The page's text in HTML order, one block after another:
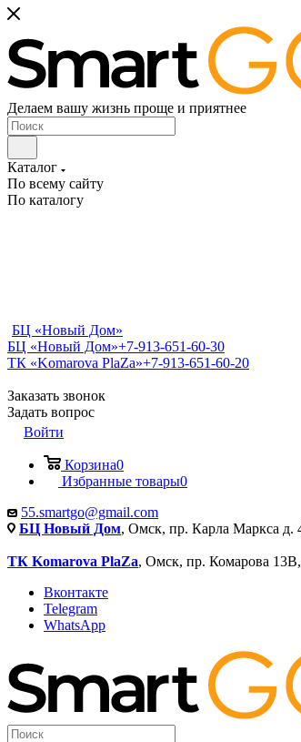
Делаем вашу жизнь проще и приятнее
Каталог
По всему сайту
По каталогу
БЦ «Новый Дом»
БЦ «Новый Дом»+7-913-651-60-30
ТК «Komarova PlaZa»+7-913-651-60-20
Заказать звонок
Задать вопрос
Войти
Корзина0
Избранные товары0
55.smartgo@gmail.com
БЦ Новый Дом, Омск, пр. Карла Маркса д.
ТК Komarova PlaZa, Омск, пр. Комарова
Вконтакте
Telegram
WhatsApp